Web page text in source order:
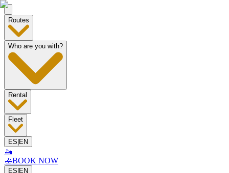
Routes
Who are you with?
Rental
Fleet
ES|EN
🚤
🚣BOOK NOW
ES|EN